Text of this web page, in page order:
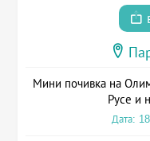
Мини почивка на
Русе и
Дата: